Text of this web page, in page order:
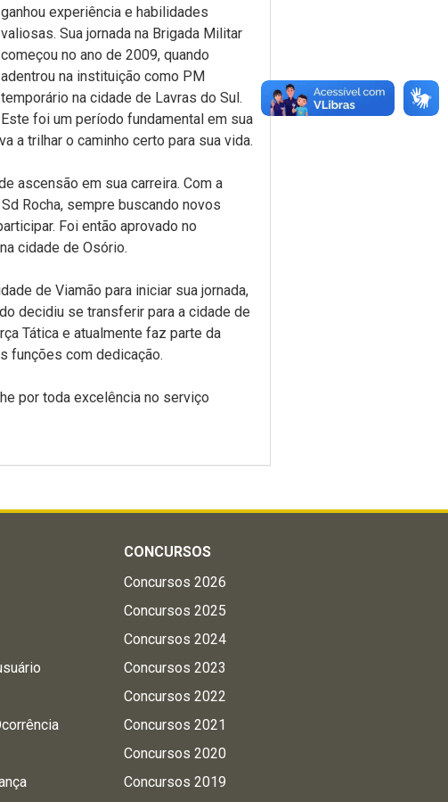
ganhou experiência e habilidades
valiosas. Sua jornada na Brigada Militar
começou no ano de 2009, quando
adentrou na instituição como PM
temporário na cidade de Lavras do Sul.
Este foi um período fundamental em sua
a trilhar o caminho certo para sua vida.
ascensão em sua carreira. Com a
Rocha, sempre buscando novos
Foi então aprovado no
cidade de Osório.
de Viamão para iniciar sua jornada,
decidiu se transferir para a cidade de
Tática e atualmente faz parte da
funções com dedicação.
por toda excelência no serviço
CONCURSOS
Concursos 2026
Concursos 2025
Concursos 2024
Concursos 2023
Concursos 2022
Concursos 2021
Concursos 2020
Concursos 2019